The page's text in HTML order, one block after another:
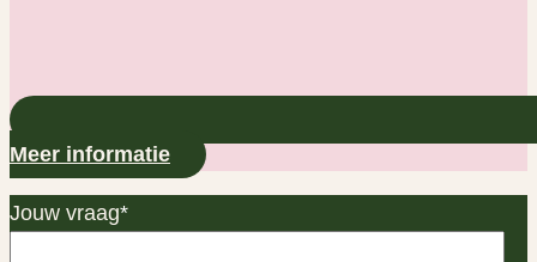
Meer informatie
Jouw vraag*